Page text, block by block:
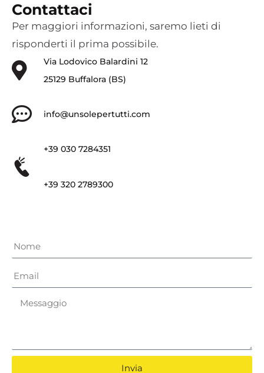
Contattaci
Per maggiori informazioni, saremo lieti di
risponderti il prima possibile.
Via Lodovico Balardini 12
25129 Buffalora (BS)
info@unsolepertutti.com
+39 030 7284351
+39 320 2789300
Invia